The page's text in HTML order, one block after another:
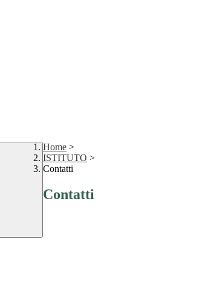
Home >
ISTITUTO >
Contatti
Contatti